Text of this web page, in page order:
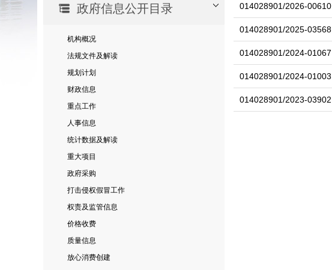
政府信息公开目录
机构概况
法规文件及解读
规划计划
财政信息
重点工作
人事信息
统计数据及解读
重大项目
政府采购
打击侵权假冒工作
权责及监管信息
价格收费
质量信息
放心消费创建
014028901/2026-00610
014028901/2025-03568
014028901/2024-01067
014028901/2024-01003
014028901/2023-03902